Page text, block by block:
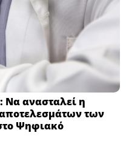
Να ανασταλεί η
των
Ψηφιακό